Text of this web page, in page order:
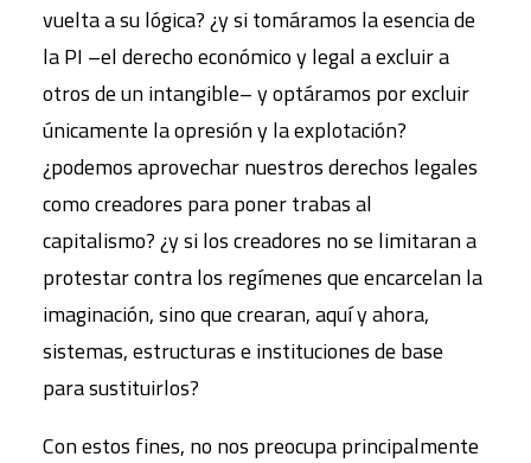
vuelta a su lógica? ¿y si tomáramos la esencia de
la PI –el derecho económico y legal a excluir a
otros de un intangible– y optáramos por excluir
únicamente la opresión y la explotación?
¿podemos aprovechar nuestros derechos legales
como creadores para poner trabas al
capitalismo? ¿y si los creadores no se limitaran a
protestar contra los regímenes que encarcelan la
imaginación, sino que crearan, aquí y ahora,
sistemas, estructuras e instituciones de base
para sustituirlos?
Con estos fines, no nos preocupa principalmente